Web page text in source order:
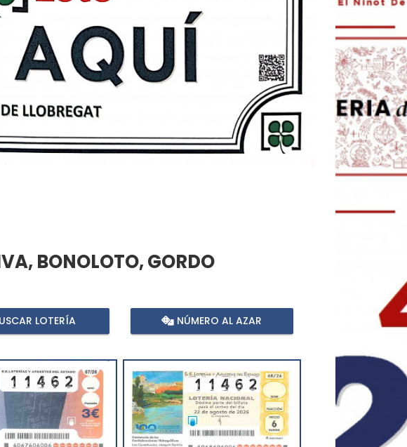
BONOLOTO, GORDO
LOTERÍA NÚMERO AL AZAR